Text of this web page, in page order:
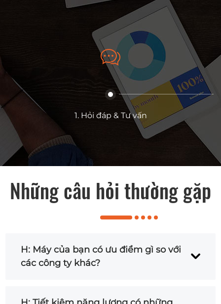
thời gian ngừng
1. Hỏi đáp & Tư vấn
Những câu hỏi thường gặp
H: Máy của bạn có ưu điểm gì so với
các công ty khác?
A: Máy của chúng tôi tiết kiệm năng